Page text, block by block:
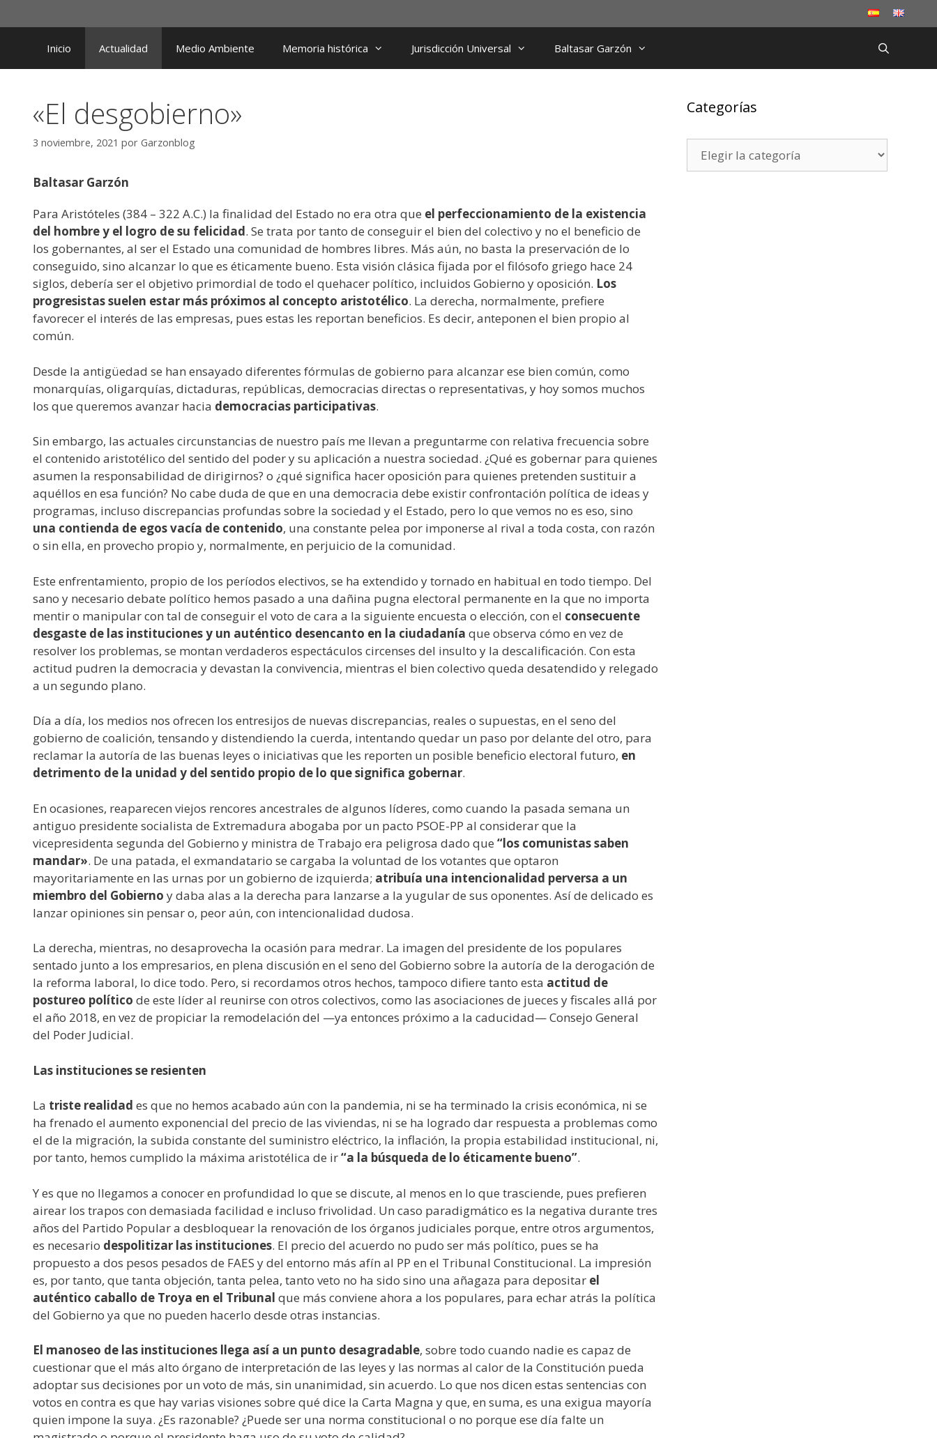
al
contenidoInicio Actualidad Medio Ambiente Memoria histórica Jurisdicción Universal Baltasar Garzón
«El desgobierno»
3 noviembre, 2021 por Garzonblog
Baltasar Garzón
Para Aristóteles (384 – 322 A.C.) la finalidad del Estado no era otra que el perfeccionamiento de la existencia
del hombre y el logro de su felicidad. Se trata por tanto de conseguir el bien del colectivo y no el beneficio de
los gobernantes, al ser el Estado una comunidad de hombres libres. Más aún, no basta la preservación de lo
conseguido, sino alcanzar lo que es éticamente bueno. Esta visión clásica fijada por el filósofo griego hace 24
siglos, debería ser el objetivo primordial de todo el quehacer político, incluidos Gobierno y oposición. Los
progresistas suelen estar más próximos al concepto aristotélico. La derecha, normalmente, prefiere
favorecer el interés de las empresas, pues estas les reportan beneficios. Es decir, anteponen el bien propio al
común.
Desde la antigüedad se han ensayado diferentes fórmulas de gobierno para alcanzar ese bien común, como
monarquías, oligarquías, dictaduras, repúblicas, democracias directas o representativas, y hoy somos muchos
los que queremos avanzar hacia democracias participativas.
Sin embargo, las actuales circunstancias de nuestro país me llevan a preguntarme con relativa frecuencia sobre
el contenido aristotélico del sentido del poder y su aplicación a nuestra sociedad. ¿Qué es gobernar para quienes
asumen la responsabilidad de dirigirnos? o ¿qué significa hacer oposición para quienes pretenden sustituir a
aquéllos en esa función? No cabe duda de que en una democracia debe existir confrontación política de ideas y
programas, incluso discrepancias profundas sobre la sociedad y el Estado, pero lo que vemos no es eso, sino
una contienda de egos vacía de contenido, una constante pelea por imponerse al rival a toda costa, con razón
o sin ella, en provecho propio y, normalmente, en perjuicio de la comunidad.
Este enfrentamiento, propio de los períodos electivos, se ha extendido y tornado en habitual en todo tiempo. Del
sano y necesario debate político hemos pasado a una dañina pugna electoral permanente en la que no importa
mentir o manipular con tal de conseguir el voto de cara a la siguiente encuesta o elección, con el consecuente
desgaste de las instituciones y un auténtico desencanto en la ciudadanía que observa cómo en vez de
resolver los problemas, se montan verdaderos espectáculos circenses del insulto y la descalificación. Con esta
actitud pudren la democracia y devastan la convivencia, mientras el bien colectivo queda desatendido y relegado
a un segundo plano.
Día a día, los medios nos ofrecen los entresijos de nuevas discrepancias, reales o supuestas, en el seno del
gobierno de coalición, tensando y distendiendo la cuerda, intentando quedar un paso por delante del otro, para
reclamar la autoría de las buenas leyes o iniciativas que les reporten un posible beneficio electoral futuro, en
detrimento de la unidad y del sentido propio de lo que significa gobernar.
En ocasiones, reaparecen viejos rencores ancestrales de algunos líderes, como cuando la pasada semana un
antiguo presidente socialista de Extremadura abogaba por un pacto PSOE-PP al considerar que la
vicepresidenta segunda del Gobierno y ministra de Trabajo era peligrosa dado que “los comunistas saben
mandar». De una patada, el exmandatario se cargaba la voluntad de los votantes que optaron
mayoritariamente en las urnas por un gobierno de izquierda; atribuía una intencionalidad perversa a un
miembro del Gobierno y daba alas a la derecha para lanzarse a la yugular de sus oponentes. Así de delicado es
lanzar opiniones sin pensar o, peor aún, con intencionalidad dudosa.
La derecha, mientras, no desaprovecha la ocasión para medrar. La imagen del presidente de los populares
sentado junto a los empresarios, en plena discusión en el seno del Gobierno sobre la autoría de la derogación de
la reforma laboral, lo dice todo. Pero, si recordamos otros hechos, tampoco difiere tanto esta actitud de
postureo político de este líder al reunirse con otros colectivos, como las asociaciones de jueces y fiscales allá por
el año 2018, en vez de propiciar la remodelación del —ya entonces próximo a la caducidad— Consejo General
del Poder Judicial.
Las instituciones se resienten
La triste realidad es que no hemos acabado aún con la pandemia, ni se ha terminado la crisis económica, ni se
ha frenado el aumento exponencial del precio de las viviendas, ni se ha logrado dar respuesta a problemas como
el de la migración, la subida constante del suministro eléctrico, la inflación, la propia estabilidad institucional, ni,
por tanto, hemos cumplido la máxima aristotélica de ir“a la búsqueda de lo éticamente bueno”.
Y es que no llegamos a conocer en profundidad lo que se discute, al menos en lo que trasciende, pues prefieren
airear los trapos con demasiada facilidad e incluso frivolidad. Un caso paradigmático es la negativa durante tres
años del Partido Popular a desbloquear la renovación de los órganos judiciales porque, entre otros argumentos,
es necesario despolitizar las instituciones. El precio del acuerdo no pudo ser más político, pues se ha
propuesto a dos pesos pesados de FAES y del entorno más afín al PP en el Tribunal Constitucional. La impresión
es, por tanto, que tanta objeción, tanta pelea, tanto veto no ha sido sino una añagaza para depositar el
auténtico caballo de Troya en el Tribunal que más conviene ahora a los populares, para echar atrás la política
del Gobierno ya que no pueden hacerlo desde otras instancias.
El manoseo de las instituciones llega así a un punto desagradable, sobre todo cuando nadie es capaz de
cuestionar que el más alto órgano de interpretación de las leyes y las normas al calor de la Constitución pueda
adoptar sus decisiones por un voto de más, sin unanimidad, sin acuerdo. Lo que nos dicen estas sentencias con
votos en contra es que hay varias visiones sobre qué dice la Carta Magna y que, en suma, es una exigua mayoría
quien impone la suya. ¿Es razonable? ¿Puede ser una norma constitucional o no porque ese día falte un
Categorías